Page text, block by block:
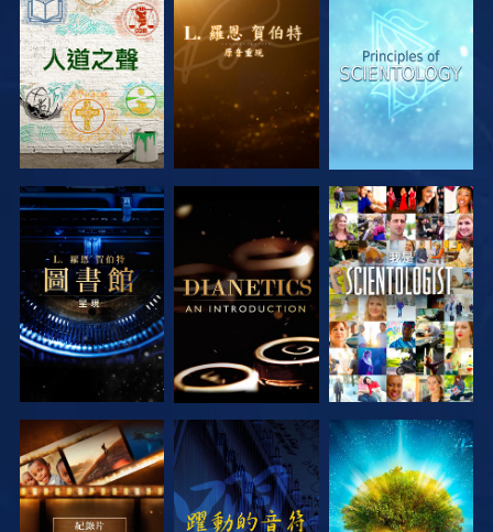
探索系列節目 探索系列節目 探索系列節目
探索系列節目 探索系列節目 觀看
探索系列節目 觀看 探索系列節目